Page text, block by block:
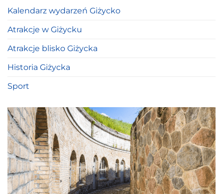
Kalendarz wydarzeń Giżycko
Atrakcje w Giżycku
Atrakcje blisko Giżycka
Historia Giżycka
Sport